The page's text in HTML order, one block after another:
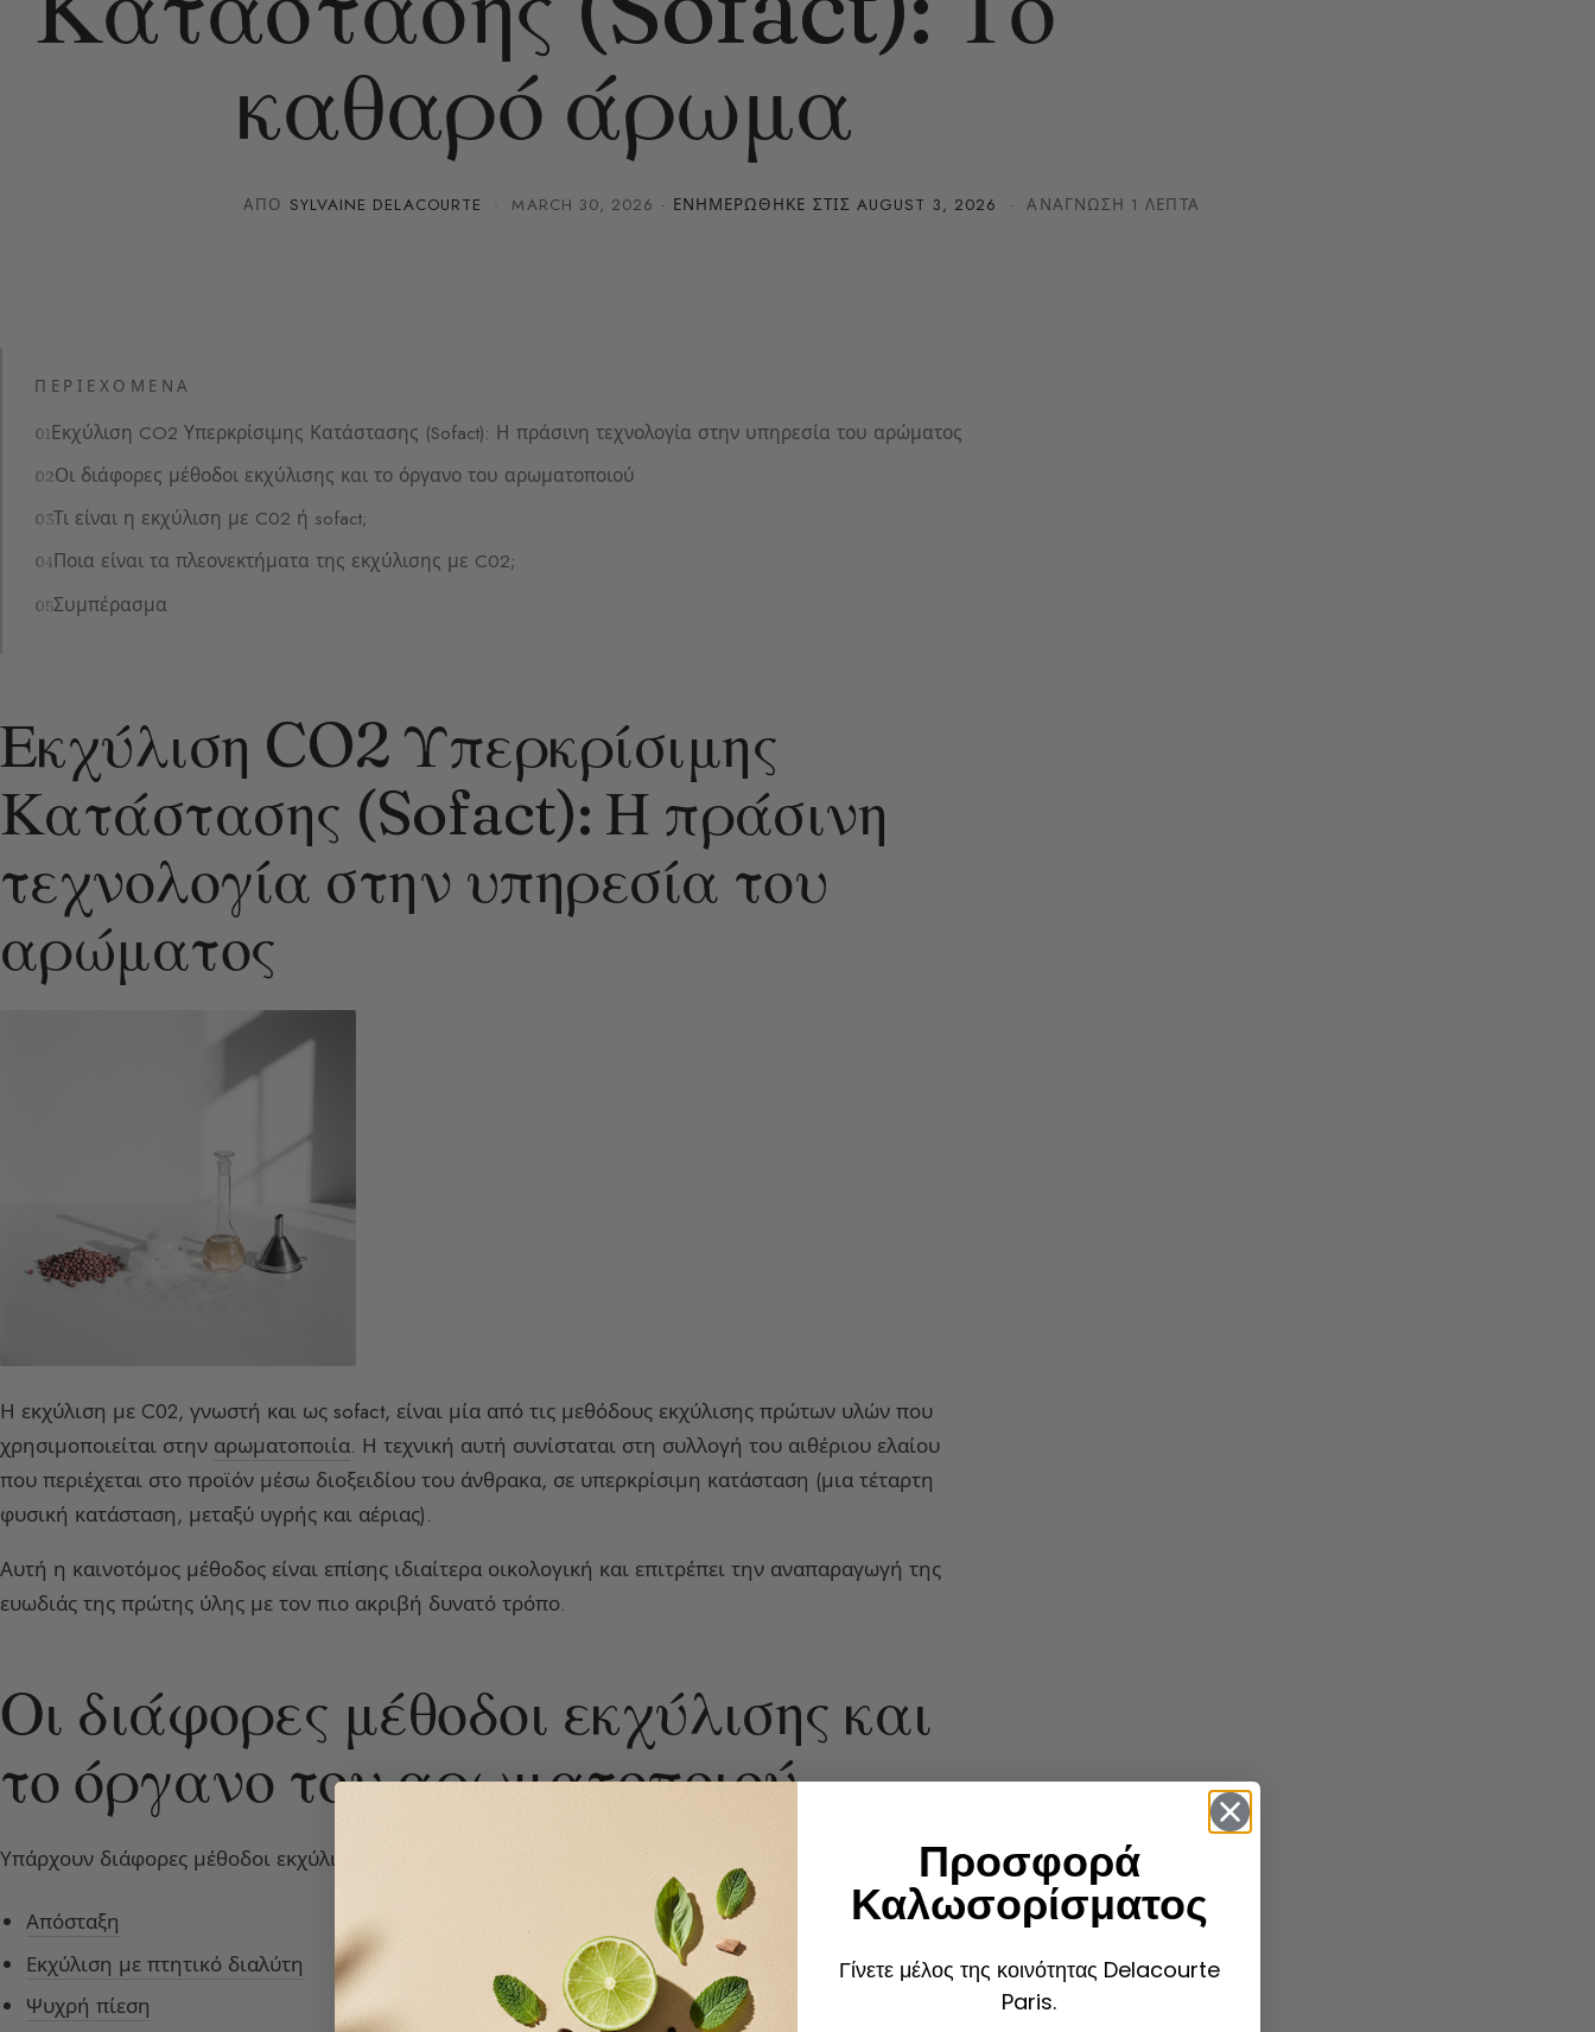
καθαρό άρωμα
ΑΠΌ SYLVAINE DELACOURTE ·MARCH 30, 2026 · ΕΝΗΜΕΡΏΘΗΚΕ ΣΤΙΣAUGUST 3, 2026 · ΑΝΆΓΝΩΣΗ 1 ΛΕΠΤΆ
ΠΕΡΙΕΧΌΜΕΝΑ
Εκχύλιση CO2 Υπερκρίσιμης Κατάστασης (Sofact): Η πράσινη τεχνολογία στην υπηρεσία του αρώματος
Οι διάφορες μέθοδοι εκχύλισης και το όργανο του αρωματοποιού
Τι είναι η εκχύλιση με C02 ή sofact;
Ποια είναι τα πλεονεκτήματα της εκχύλισης με C02;
Συμπέρασμα
Εκχύλιση CO2 Υπερκρίσιμης
Κατάστασης (Sofact): Η πράσινη
τεχνολογία στην υπηρεσία του
αρώματος
Η εκχύλιση με C02, γνωστή και ως sofact, είναι μία από τις μεθόδους εκχύλισης πρώτων υλών που
χρησιμοποιείται στην αρωματοποιία. Η τεχνική αυτή συνίσταται στη συλλογή του αιθέριου ελαίου
που περιέχεται στο προϊόν μέσω διοξειδίου του άνθρακα, σε υπερκρίσιμη κατάσταση (μια τέταρτη
φυσική κατάσταση, μεταξύ υγρής και αέριας).
Αυτή η καινοτόμος μέθοδος είναι επίσης ιδιαίτερα οικολογική και επιτρέπει την αναπαραγωγή της
ευωδιάς της πρώτης ύλης με τον πιο ακριβή δυνατό τρόπο.
Οι διάφορες μέθοδοι εκχύλισης και
το όργανο του αρωματοποιού
Υπάρχουν διάφορες μέθοδοι εκχύλισης πρώτων υλών στην αρωματοποιία:
Απόσταξη
Εκχύλιση με πτητικό διαλύτη
Ψυχρή πίεση
Προσφορά
Καλωσορίσματος
Γίνετε μέλος της κοινότητας Delacourte
Paris.